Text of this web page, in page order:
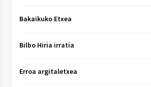
Bakaikuko Etxea
Bilbo Hiria irratia
Erroa argitaletxea